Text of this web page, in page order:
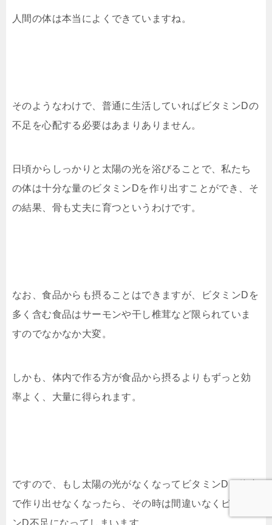
人間の体は本当によくできていますね。
そのようなわけで、普通に生活していればビタミンDの
不足を心配する必要はあまりありません。
日頃からしっかりと太陽の光を浴びることで、私たち
の体は十分な量のビタミンDを作り出すことができ、そ
の結果、骨も丈夫に育つというわけです。
なお、食品からも摂ることはできますが、ビタミンDを
多く含む食品はサーモンや干し椎茸など限られていま
すのでなかなか大変。
しかも、体内で作る方が食品から摂るよりもずっと効
率よく、大量に得られます。
ですので、もし太陽の光がなくなってビタミンDを体内
で作り出せなくなったら、その時は間違いなくビタミ
ンD不足になってしまいます。